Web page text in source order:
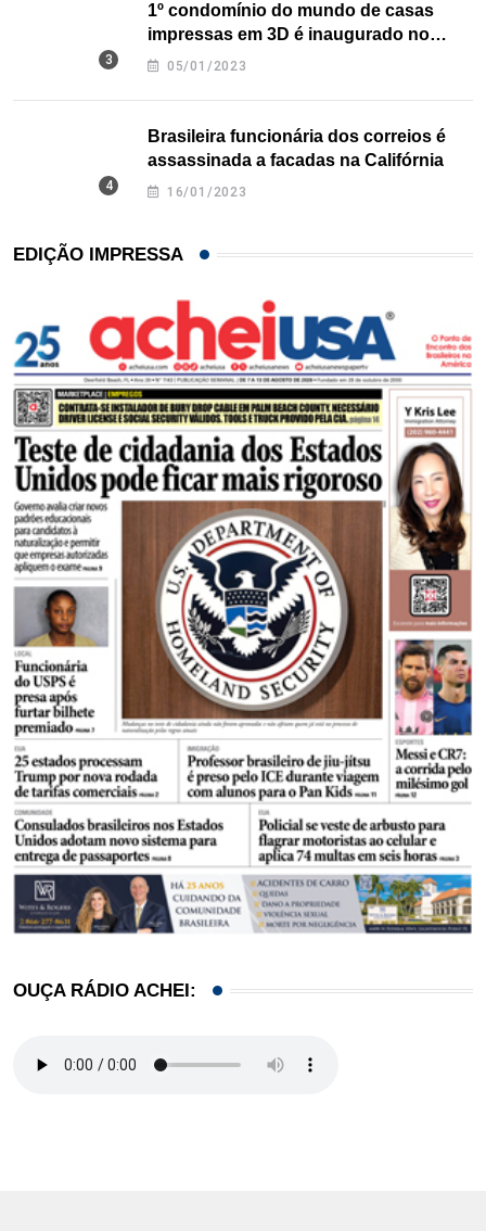
1º condomínio do mundo de casas
impressas em 3D é inaugurado no
Texas
05/01/2023
Brasileira funcionária dos correios é
assassinada a facadas na Califórnia
16/01/2023
EDIÇÃO IMPRESSA
OUÇA RÁDIO ACHEI: